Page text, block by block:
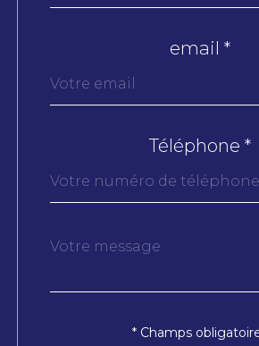
email *
Téléphone *
Fieldset
défaut
Message
Validation
* Champs